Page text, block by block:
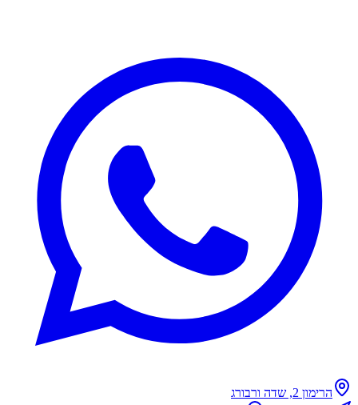
הרימון 2, שדה ורבורג